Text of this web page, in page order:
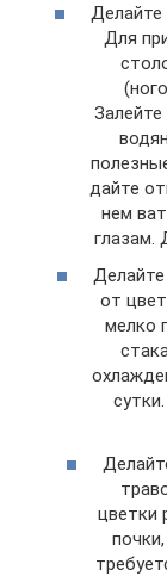
Делайте
Для
дайте
нем
глазам.
от
мелко
цветки